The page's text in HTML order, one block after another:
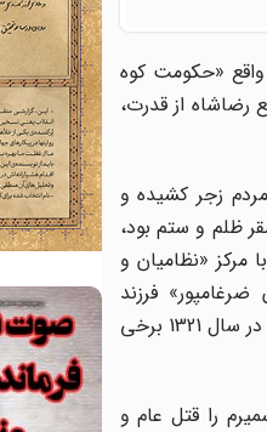
واقع «حکومت کوه
شهریور 1320 و خلع رضاشاه از قدرت،
زجر کشیده و
ظلم و ستم بود،
مرکز «نظامیان و
فرزند
شکرالله‌خان قرار داشت که به اقتضای سن و تجربه می‌توانست مردم خشمگین از نظامیان را به طغیان و عصیان وا دارد. وی در سال 1321 برخی
را قتل عام و